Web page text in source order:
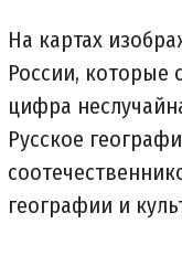
На картах
России, которые
цифра
Русское
географии и